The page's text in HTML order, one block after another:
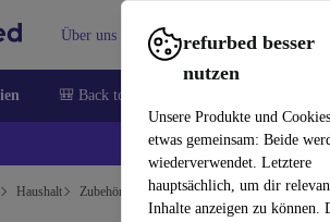
refurbed besser
nutzen
Unsere Produkte und
etwas gemeinsam: Beide
wiederverwendet. Letztere
hauptsächlich, um dir
Inhalte anzeigen zu können.
Über uns Verkaufen Hilfe
🎒 Back to school
💰
Haushalt Zubehör für Haushaltsgeräte